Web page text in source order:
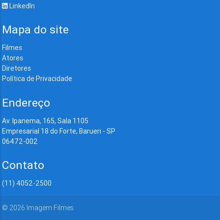
LinkedIn
Mapa do site
Filmes
Atores
Diretores
Política de Privacidade
Endereço
Av. Ipanema, 165, Sala 1105
Empresarial 18 do Forte, Barueri - SP
06472-002
Contato
(11) 4052-2500
© 2026 Imagem Filmes